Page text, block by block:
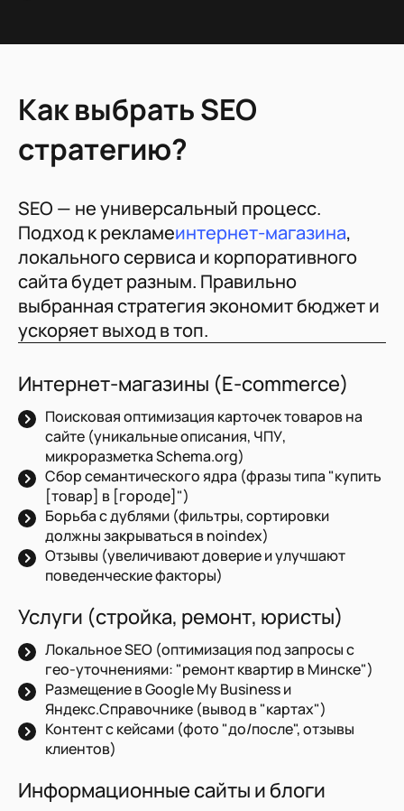
Как выбрать SEO
стратегию?
SEO — не универсальный процесс.
Подход к рекламеинтернет-магазина,
локального сервиса и корпоративного
сайта будет разным. Правильно
выбранная стратегия экономит бюджет и
ускоряет выход в топ.
Интернет-магазины (E-commerce)
Поисковая оптимизация карточек товаров на
сайте (уникальные описания, ЧПУ,
микроразметка Schema.org)
Сбор семантического ядра (фразы типа "купить
[товар] в [городе]")
Борьба с дублями (фильтры, сортировки
должны закрываться в noindex)
Отзывы (увеличивают доверие и улучшают
поведенческие факторы)
Услуги (стройка, ремонт, юристы)
Локальное SEO (оптимизация под запросы с
гео-уточнениями: "ремонт квартир в Минске")
Размещение в Google My Business и
Яндекс.Справочнике (вывод в "картах")
Контент с кейсами (фото "до/после", отзывы
клиентов)
Информационные сайты и блоги